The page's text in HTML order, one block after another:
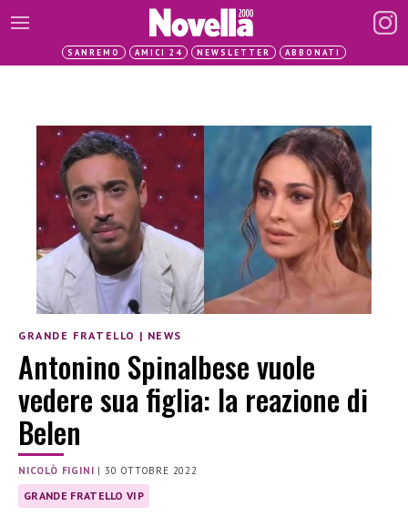
SANREMO AMICI 24 NEWSLETTER ABBONATI
GRANDE FRATELLO | NEWS
Antonino Spinalbese vuole
vedere sua figlia: la reazione di
Belen
NICOLÒ FIGINI | 30 OTTOBRE 2022
GRANDE FRATELLO VIP